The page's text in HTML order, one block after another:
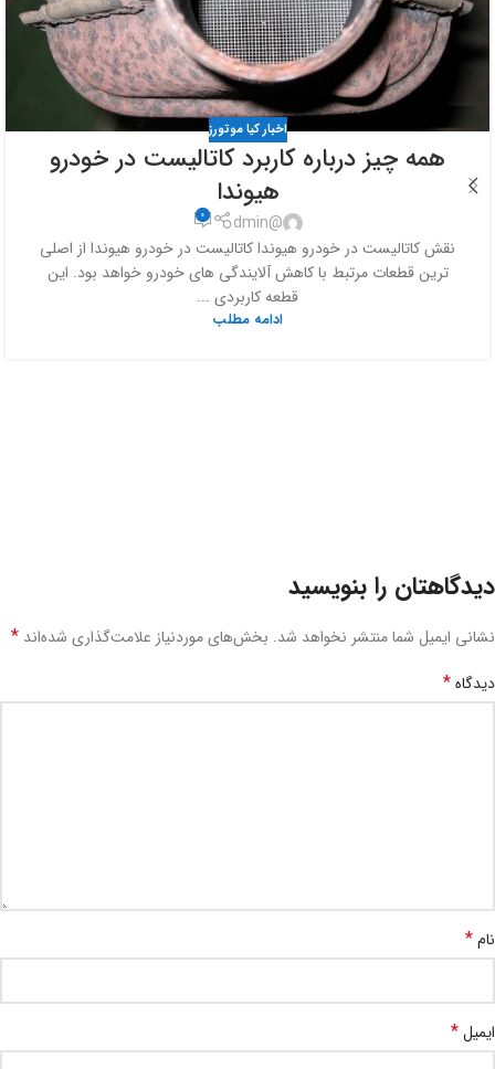
اخبار کیا موتورز
همه چیز درباره کاربرد کاتالیست در خودرو
هیوندا
@dmin
0
نقش کاتالیست در خودرو هیوندا کاتالیست در خودرو هیوندا از اصلی
ترین قطعات مرتبط با کاهش آلایندگی های خودرو خواهد بود. این
قطعه کاربردی ...
ادامه مطلب
دیدگاهتان را بنویسید
نشانی ایمیل شما منتشر نخواهد شد. بخش‌های موردنیاز علامت‌گذاری شده‌اند *
دیدگاه*
نام*
ایمیل*